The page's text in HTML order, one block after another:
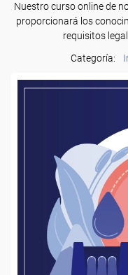
Nuestro curso online de
proporcionará los
requisitos
Categoría: